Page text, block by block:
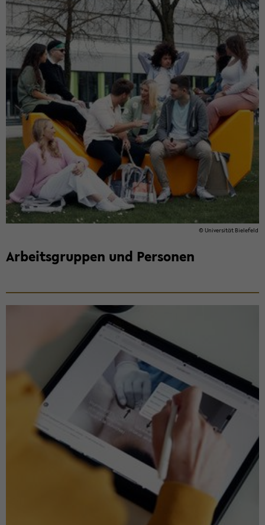
© Uni­ver­si­tät Bie­le­feld
Ar­beits­grup­pen und Per­so­nen